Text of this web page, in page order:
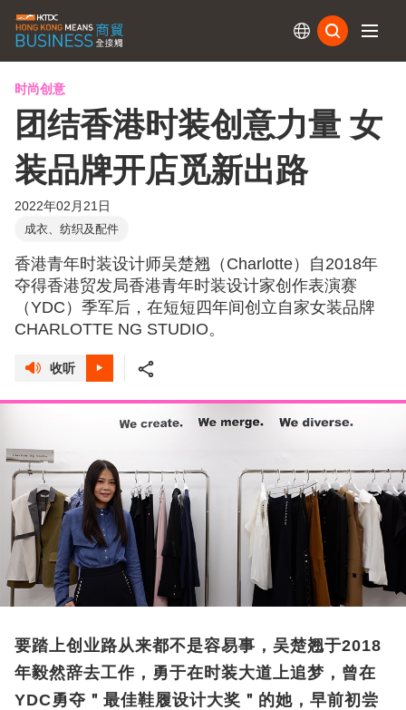
时尚创意
团结香港时装创意力量 女
装品牌开店觅新出路
2022年02月21日
成衣、纺织及配件
香港青年时装设计师吴楚翘（Charlotte）自2018年
夺得香港贸发局香港青年时装设计家创作表演赛
（YDC）季军后，在短短四年间创立自家女装品牌
CHARLOTTE NG STUDIO。
收听
要踏上创业路从来都不是容易事，吴楚翘于2018
年毅然辞去工作，勇于在时装大道上追梦，曾在
YDC勇夺＂最佳鞋履设计大奖＂的她，早前初尝